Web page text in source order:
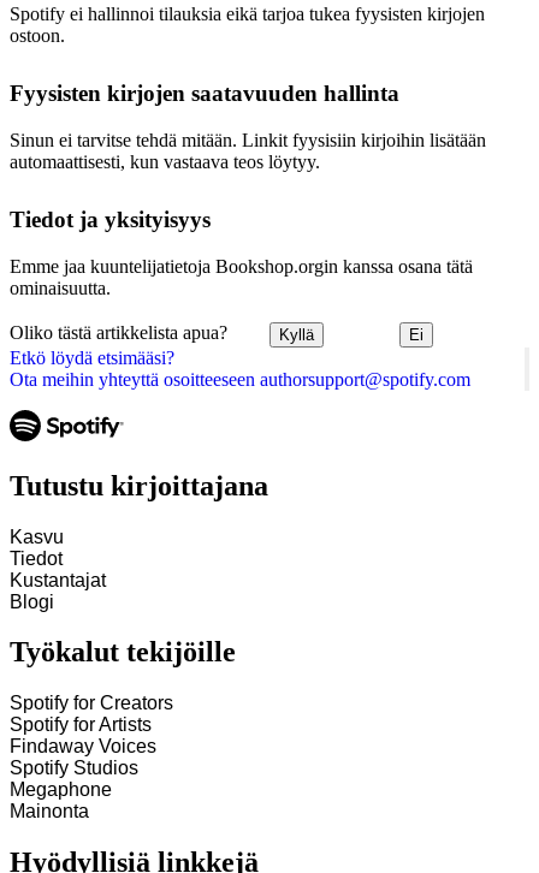
Etkö löydä etsimääsi?
Ota meihin yhteyttä osoitteeseen authorsupport@spotify.com
Spotify ei hallinnoi tilauksia eikä tarjoa tukea fyysisten kirjojen
ostoon.
Fyysisten kirjojen saatavuuden hallinta
Sinun ei tarvitse tehdä mitään. Linkit fyysisiin kirjoihin lisätään
automaattisesti, kun vastaava teos löytyy.
Tiedot ja yksityisyys
Emme jaa kuuntelijatietoja Bookshop.orgin kanssa osana tätä
ominaisuutta.
Oliko tästä artikkelista apua? Kyllä Ei
Tutustu kirjoittajana
Kasvu
Tiedot
Kustantajat
Blogi
Työkalut tekijöille
Spotify for Creators
Spotify for Artists
Findaway Voices
Spotify Studios
Megaphone
Mainonta
Hyödyllisiä linkkejä